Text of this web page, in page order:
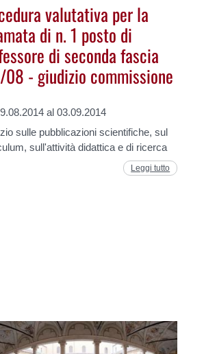
valutativa per la
di n. 1 posto di
di seconda fascia
08 - giudizio commissione
al 03.09.2014
sulle pubblicazioni scientifiche, sul
sull'attività didattica e di ricerca
Leggi tutto